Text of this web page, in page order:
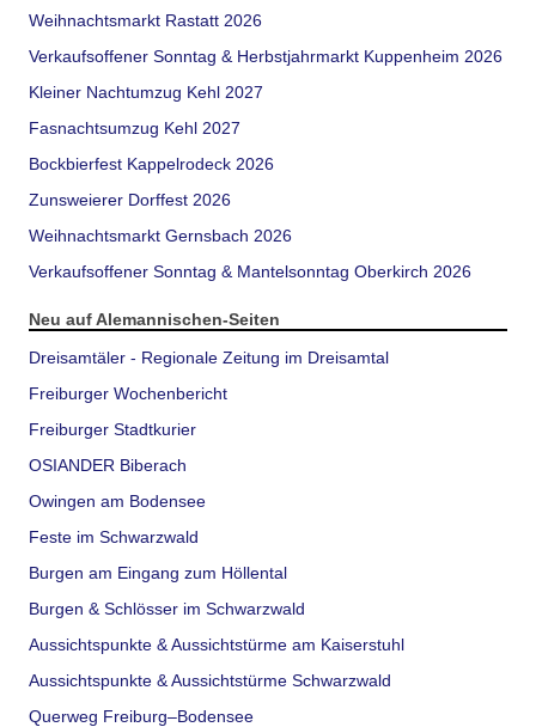
Weihnachtsmarkt Rastatt 2026
Verkaufsoffener Sonntag & Herbstjahrmarkt Kuppenheim 2026
Kleiner Nachtumzug Kehl 2027
Fasnachtsumzug Kehl 2027
Bockbierfest Kappelrodeck 2026
Zunsweierer Dorffest 2026
Weihnachtsmarkt Gernsbach 2026
Verkaufsoffener Sonntag & Mantelsonntag Oberkirch 2026
Neu auf Alemannischen-Seiten
Dreisamtäler - Regionale Zeitung im Dreisamtal
Freiburger Wochenbericht
Freiburger Stadtkurier
OSIANDER Biberach
Owingen am Bodensee
Feste im Schwarzwald
Burgen am Eingang zum Höllental
Burgen & Schlösser im Schwarzwald
Aussichtspunkte & Aussichtstürme am Kaiserstuhl
Aussichtspunkte & Aussichtstürme Schwarzwald
Querweg Freiburg–Bodensee